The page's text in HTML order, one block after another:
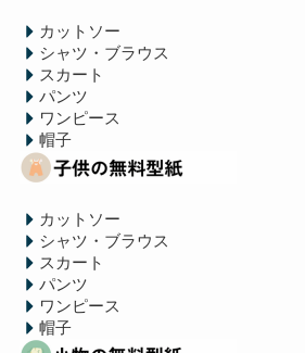
カットソー
シャツ・ブラウス
スカート
パンツ
ワンピース
帽子
カットソー
シャツ・ブラウス
スカート
パンツ
ワンピース
帽子